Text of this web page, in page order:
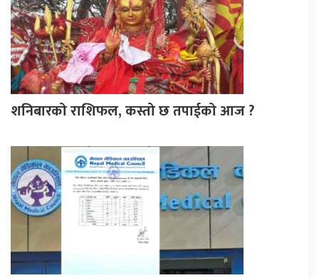
शनिबारको राशिफल, कस्तो छ तपाईको आज ?